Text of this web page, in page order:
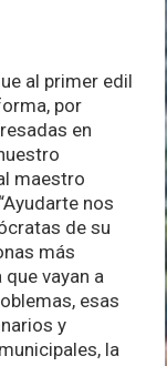
al primer edil
por
en
maestro
nos
de su
más
vayan a
esas
y
la